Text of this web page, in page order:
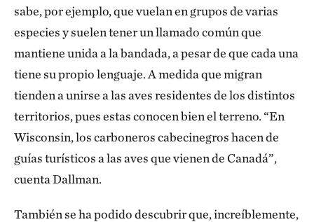
sabe, por ejemplo, que vuelan en grupos de varias
especies y suelen tener un llamado común que
mantiene unida a la bandada, a pesar de que cada una
tiene su propio lenguaje. A medida que migran
tienden a unirse a las aves residentes de los distintos
territorios, pues estas conocen bien el terreno. “En
Wisconsin, los carboneros cabecinegros hacen de
guías turísticos a las aves que vienen de Canadá”,
cuenta Dallman.
También se ha podido descubrir que, increíblemente,